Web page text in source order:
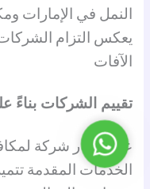
النمل في الإمارات
يعكس التزام
الآفات
تقييم الشركات بناءً
عند اختيار شركة
الخدمات المقدمة
واتساب